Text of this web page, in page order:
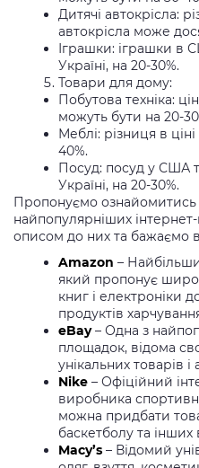
Дитячі автокрісла:
автокрісла може
Іграшки: іграшки в
Україні, на 20-30%.
Товари для дому:
Побутова техніка:
можуть бути на 20-
Меблі: різниця в
40%.
Посуд: посуд у США
Україні, на 20-30%.
Пропонуємо ознайомитись
найпопулярніших
описом до них та бажаємо
Amazon –
який пропонує
книг і електроніки
продуктів
eBay– Одна з
площадок, відома
унікальних товарів і
Nike – Офіційний
виробника
можна придбати
баскетболу та інших
Macy’s – Відомий